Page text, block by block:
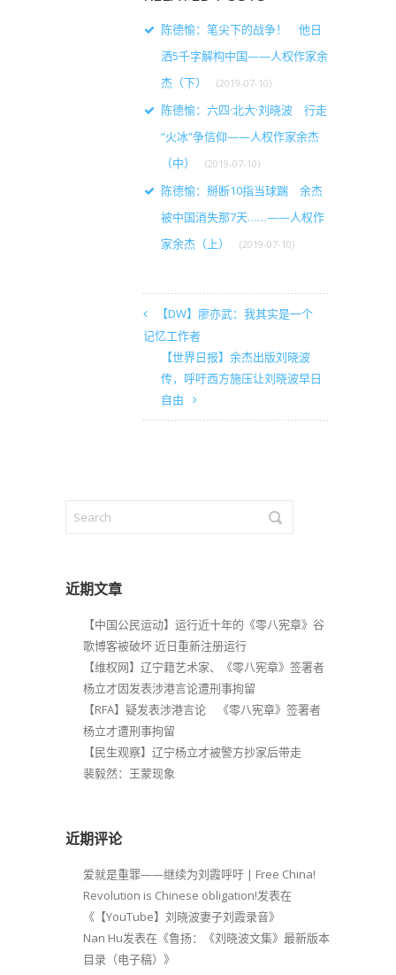
陈德愉：笔尖下的战争！ 他日
洒5千字解构中国——人权作家余
杰（下）
(2019-07-10)
陈德愉：六四·北大·刘晓波 行走
“火冰”争信仰——人权作家余杰
（中）
(2019-07-10)
陈德愉：掰断10指当球踹 余杰
被中国消失那7天……——人权作
家余杰（上）
(2019-07-10)
【DW】廖亦武：我其实是一个
记忆工作者
【世界日报】余杰出版刘晓波
传，呼吁西方施压让刘晓波早日
自由
近期文章
【中国公民运动】运行近十年的《零八宪章》谷
歌博客被破坏 近日重新注册运行
【维权网】辽宁籍艺术家、《零八宪章》签署者
杨立才因发表涉港言论遭刑事拘留
【RFA】疑发表涉港言论 《零八宪章》签署者
杨立才遭刑事拘留
【民生观察】辽宁杨立才被警方抄家后带走
裴毅然：王蒙现象
近期评论
爱就是重罪——继续为刘霞呼吁 | Free China!
Revolution is Chinese obligation!发表在
《 【YouTube】刘晓波妻子刘霞录音》
Nan Hu发表在《鲁扬：《刘晓波文集》最新版本
目录（电子稿） 》